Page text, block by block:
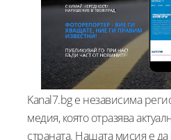
Kanal7.bg е независима
медия, която отразява
страната. Нашата мисия е